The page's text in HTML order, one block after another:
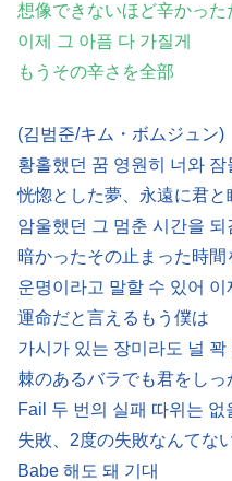
想像できないほど辛かった
이제 그 아픔 다 가질게
もうその辛さを全部
(김범준/キム・ボムジュン)
황홀했던 꿈 영원히 너와 잠
恍惚とした夢、永遠に君と
암울했던 그 멈춘 시간을 되
暗かったその止まった時
운명이라고 말할 수 있어 이
運命だと言えるもう僕は
가시가 있는 장미라도 널 꽉
棘のあるバラでも君をしっ
Fail 두 번의 실패 따위는 없
失敗、2度の失敗なんてな
Babe 해도 돼 기대